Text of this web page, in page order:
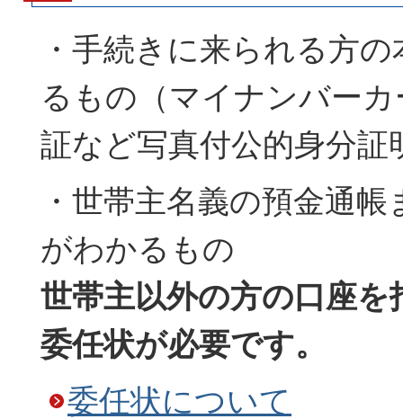
・手続きに来られる方
るもの（マイナンバー
証など写真付公的身分証
・世帯主名義の預金通
がわかるもの
世帯主以外の方の口座を
委任状が必要です。
委任状について